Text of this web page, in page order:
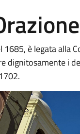
è legata alla
dignitosamente i